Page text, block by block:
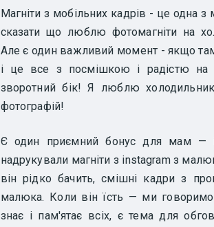
Магніти з мобільних кадрів - це одна
сказати що люблю фотомагніти на
Але є один важливий момент - якщо
і це все з посмішкою і радістю на
зворотний бік! Я люблю
фотографій!
Є один приємний бонус для мам —
надрукували магніти з instagram з
він рідко бачить, смішні кадри з
малюка. Коли він їсть — ми говоримо
знає і пам'ятає всіх, є тема для